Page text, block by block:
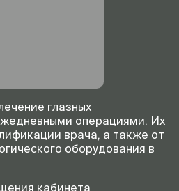
глазных
операциями. Их
врача, а также от
оборудования в
кабинета